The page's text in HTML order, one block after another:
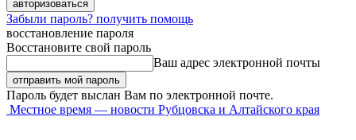
Забыли пароль? получить помощь
восстановление пароля
Восстановите свой пароль
Ваш адрес электронной почты
Пароль будет выслан Вам по электронной почте.
Местное время — новости Рубцовска и Алтайского края